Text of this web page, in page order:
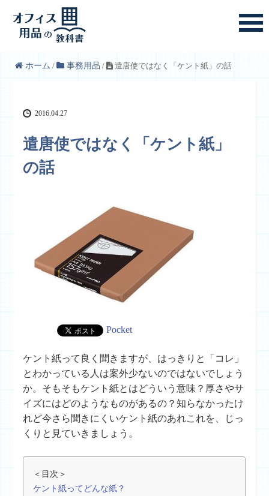
ホーム / 事務用品 / 遣唐使ではなく「ケント紙」の話
2016.04.27
遣唐使ではなく「ケント紙」
の話
Pocket
ケント紙って良く聞きますが、はっきりと「コレ」
とわかっている人は案外少ないのではないでしょう
か。そもそもケント紙とはどういう意味？厚さやサ
イズにはどのようなものがあるの？知らなかったけ
れど今さら聞きにくいケント紙のあれこれを、じっ
くりと見ていきましょう。
＜目次＞
ケント紙ってどんな紙？